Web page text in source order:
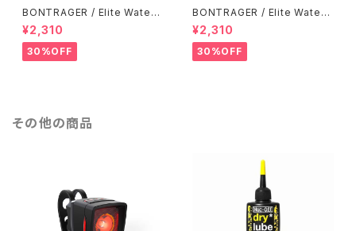
BONTRAGER / Elite Water
Bottle Cage / Marigold
¥2,310
30%OFF
BONTRAGER / Elite Water
Bottle Cage / Radioactive
Coral
¥2,310
30%OFF
その他の商品